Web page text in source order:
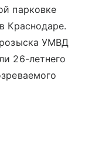
парковке
Краснодаре.
розыска УМВД
26-летнего